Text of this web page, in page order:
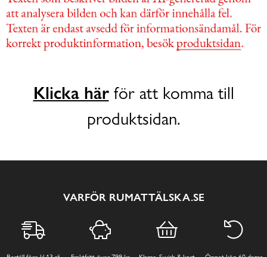
Klicka härför att komma till
produktsidan.
VARFÖR RUMATTÄLSKA.SE